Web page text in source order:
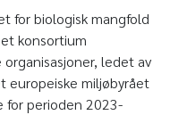
for biologisk mangfold
konsortium
ledet av
europeiske miljøbyrået
for perioden 2023-